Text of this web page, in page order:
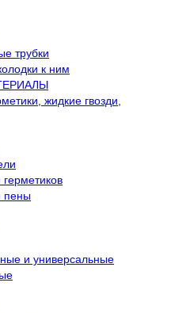
трубки
к ним
жидкие гвозди,
пены
и универсальные